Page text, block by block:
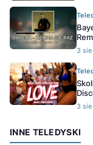
3
3
INNE TELEDYSKI